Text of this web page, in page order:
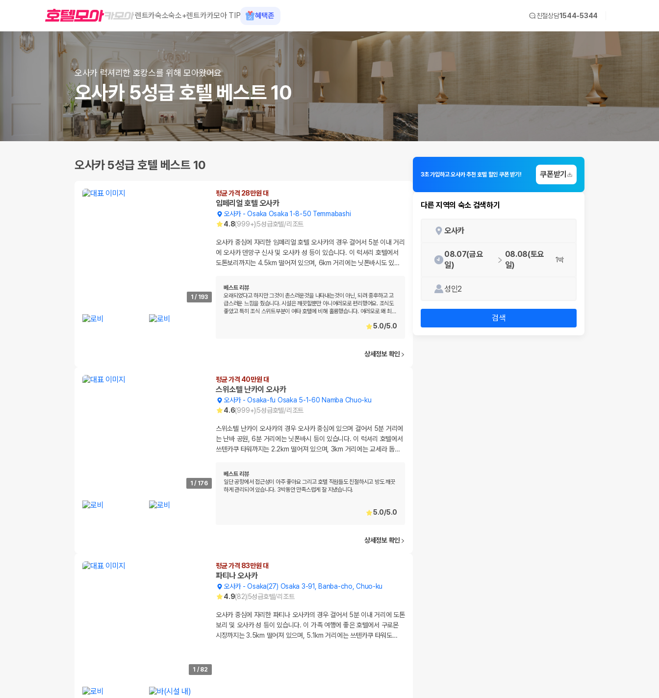
렌트카숙소숙소+렌트카카모아 TIP 혜택존 친절상담1544-5344
오사카 럭셔리한 호캉스를 위해 모아왔어요
오사카 5성급 호텔 베스트 10
오사카 5성급 호텔 베스트 10
1 / 193
평균 가격 28만원 대
임페리얼 호텔 오사카
오사카-Osaka Osaka 1-8-50 Temmabashi
4.8(999+)5성급호텔/리조트
오사카 중심에 자리한 임페리얼 호텔 오사카의 경우 걸어서 5분 이내 거리
에 오사카 덴망구 신사 및 오사카 성 등이 있습니다. 이 럭셔리 호텔에서
도톤보리까지는 4.5km 떨어져 있으며, 6km 거리에는 닛폰바시도 있…
베스트 리뷰
오래되었다고 하지만 그것이 촌스러운것을 나타내는것이 아닌, 되려 중후하고 고
급스러운 느낌을 줬습니다. 시설은 깨끗할뿐만 아니여러모로 편리했어요. 조식도
좋았고 특히 조식 스위트부분이 여타 호텔에 비해 훌륭했습니다. 여러모로 왜 최 …
5.0/5.0
상세정보 확인
1 / 176
평균 가격 40만원 대
스위소텔 난카이 오사카
오사카-Osaka-fu Osaka 5-1-60 Namba Chuo-ku
4.6(999+)5성급호텔/리조트
스위소텔 난카이 오사카의 경우 오사카 중심에 있으며 걸어서 5분 거리에
는 난바 공원, 6분 거리에는 닛폰바시 등이 있습니다. 이 럭셔리 호텔에서
쓰텐카쿠 타워까지는 2.2km 떨어져 있으며, 3km 거리에는 교세라 돔…
베스트 리뷰
일단 공항에서 접근성이 아주 좋아요 그리고 호텔 직원들도 친절하시고 방도 깨끗
하게 관리되어 있습니다. 3박동안 만족스럽게 잘 지냈습니다.
5.0/5.0
상세정보 확인
1 / 82
평균 가격 83만원 대
파티나 오사카
오사카-Osaka(27) Osaka 3-91, Banba-cho, Chuo-ku
4.9(82)5성급호텔/리조트
오사카 중심에 자리한 파티나 오사카의 경우 걸어서 5분 이내 거리에 도톤
보리 및 오사카 성 등이 있습니다. 이 가족 여행에 좋은 호텔에서 구로몬
시장까지는 3.5km 떨어져 있으며, 5.1km 거리에는 쓰텐카쿠 타워도…
3초 가입하고 오사카 추천 호텔 할인 쿠폰 받기! 쿠폰받기
다른 지역의 숙소 검색하기
오사카
08.07(금요
일)
08.08(토요
일)
1박
성인2
검색